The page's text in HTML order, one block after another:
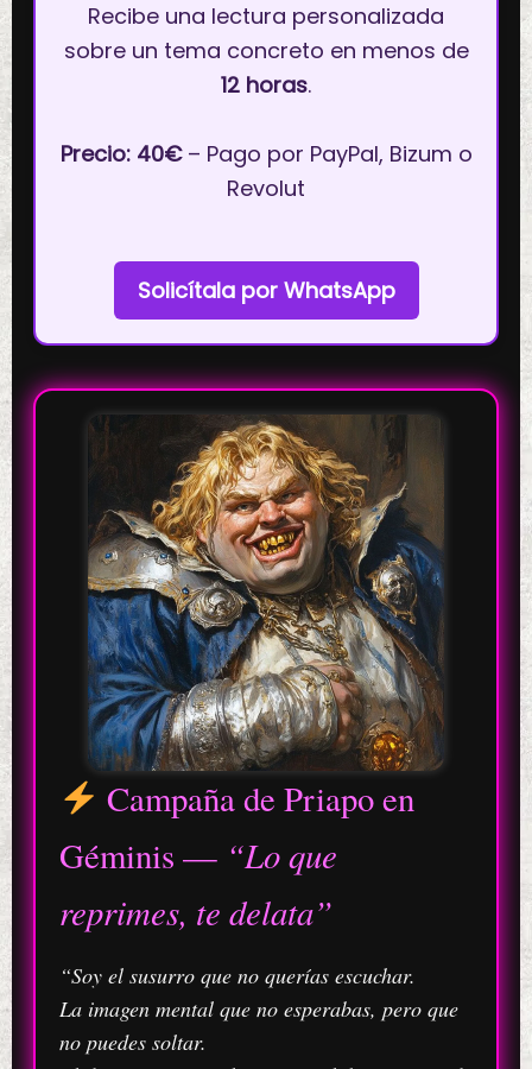
Recibe una lectura personalizada
sobre un tema concreto en menos de
12 horas.
Precio: 40€– Pago por PayPal, Bizum o
Revolut
Solicítala por WhatsApp
Campaña de Priapo en
Géminis — “Lo que
reprimes, te delata”
“Soy el susurro que no querías escuchar.
La imagen mental que no esperabas, pero que
no puedes soltar.